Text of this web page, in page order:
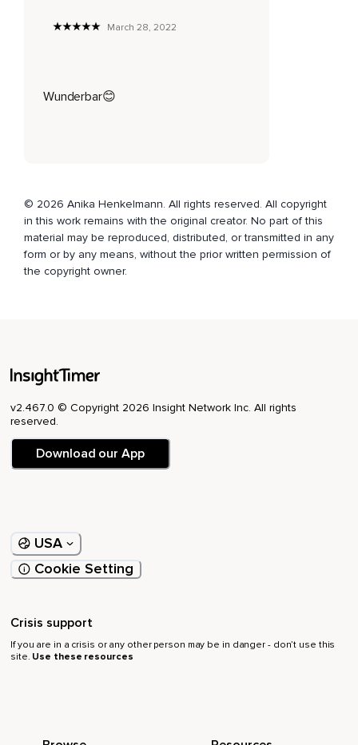
March 28, 2022
Wunderbar😊
© 2026 Anika Henkelmann. All rights reserved. All copyright
in this work remains with the original creator. No part of this
material may be reproduced, distributed, or transmitted in any
form or by any means, without the prior written permission of
the copyright owner.
v2.467.0 © Copyright 2026 Insight Network Inc. All rights
reserved.
Download our App
USA
Cookie Setting
Crisis support
If you are in a crisis or any other person may be in danger - don’t use this
site. Use these resources